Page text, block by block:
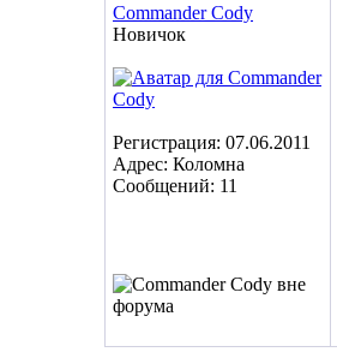
Commander Cody
Новичок
Регистрация: 07.06.2011
Адрес: Коломна
Сообщений: 11